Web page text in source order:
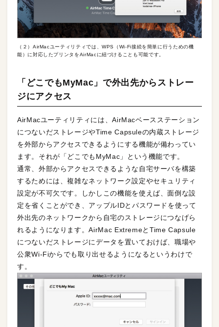
（２）AirMacユーティリティでは、WPS（Wi-Fi接続を簡単に行うための機
能）に対応したプリンタをAirMacに紐づけることも可能です。
「どこでもMyMac」で外出先からストレー
ジにアクセス
AirMacユーティリティには、AirMacベースステーション
につないだストレージやTime Capsuleの内蔵ストレージ
を外部からアクセスできるようにする機能が備わってい
ます。それが「どこでもMyMac」という機能です。
通常、外部からアクセスできるような自宅サーバを構築
するためには、複雑なネットワーク設定やセキュリティ
設定が不可欠です。しかしこの機能を使えば、面倒な設
定を省くことができ、アップルIDとパスワードを使って
外出先のネットワークから自宅のストレージにつなげら
れるようになります。AirMac ExtremeとTime Capsule
につないだストレージにデータを置いておけば、職場や
公衆Wi-Fiからでも取り出せるようになるというわけで
す。